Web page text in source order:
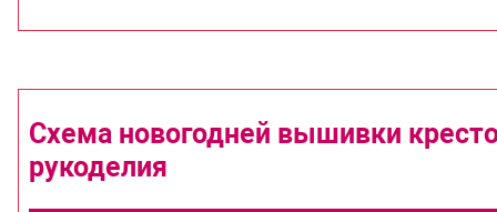
Схема новогодней вышивки
рукоделия